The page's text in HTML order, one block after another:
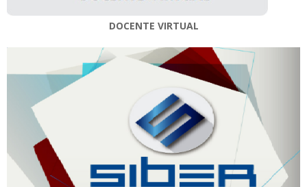
DOCENTE VIRTUAL